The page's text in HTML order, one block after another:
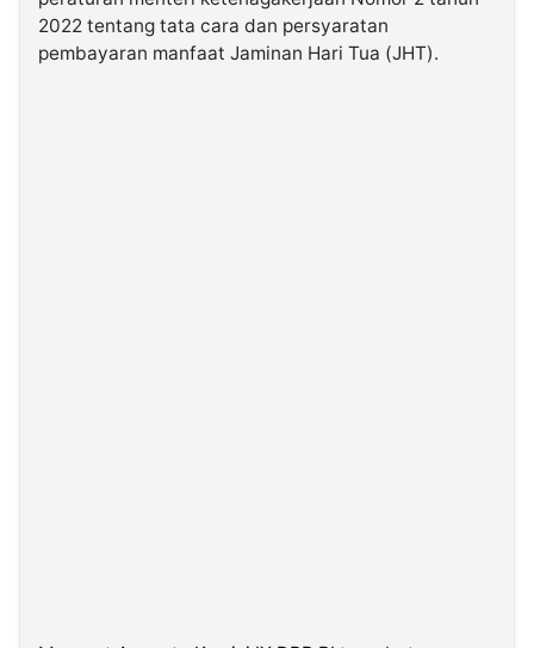
Kabarbaru.co
2026
2022 tentang tata cara dan persyaratan
pembayaran manfaat Jaminan Hari Tua (JHT).